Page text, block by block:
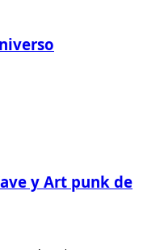
y Art punk de